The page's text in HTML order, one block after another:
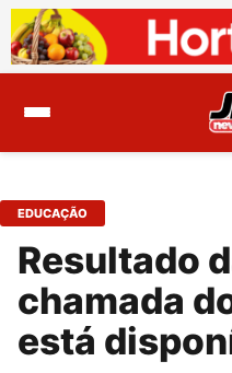
EDUCAÇÃO
Resultado
chamada
está